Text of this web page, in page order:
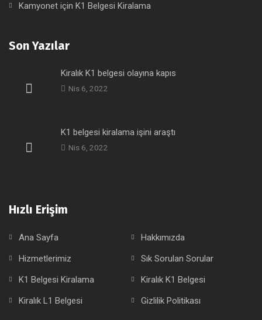
Kamyonet için K1 Belgesi Kiralama
Son Yazılar
Kiralık K1 belgesi olayına kapıs
Nis 6, 2022
K1 belgesi kiralama işini araştı
Nis 6, 2022
Hızlı Erişim
Ana Sayfa
Hakkımızda
Hizmetlerimiz
Sık Sorulan Sorular
K1 Belgesi Kiralama
Kiralık K1 Belgesi
Kiralık L1 Belgesi
Gizlilik Politikası